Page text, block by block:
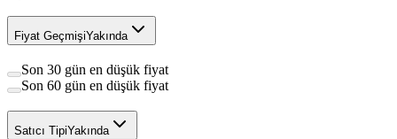
Fiyat GeçmişiYakında
Son 30 gün en düşük fiyat
Son 60 gün en düşük fiyat
Satıcı TipiYakında